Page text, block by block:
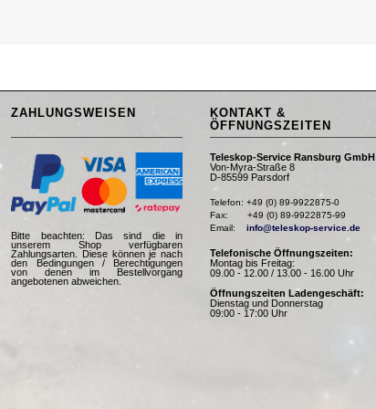
ZAHLUNGSWEISEN
Bitte beachten: Das sind die in
unserem Shop verfügbaren
Zahlungsarten. Diese können je nach
den Bedingungen / Berechtigungen
von denen im Bestellvorgang
angebotenen abweichen.
KONTAKT &
ÖFFNUNGSZEITEN
Teleskop-Service Ransburg GmbH
Von-Myra-Straße 8
D-85599 Parsdorf
Telefon: +49 (0) 89-9922875-0
Fax:       +49 (0) 89-9922875-99
Email: info@teleskop-service.de
Telefonische Öffnungszeiten:
Montag bis Freitag:
09.00 - 12.00 / 13.00 - 16.00 Uhr
Öffnungszeiten Ladengeschäft:
Dienstag und Donnerstag
09:00 - 17:00 Uhr